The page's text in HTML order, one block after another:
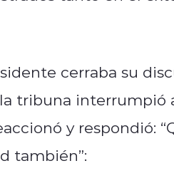
cerraba su
tribuna interrumpió
y respondió:
también”: